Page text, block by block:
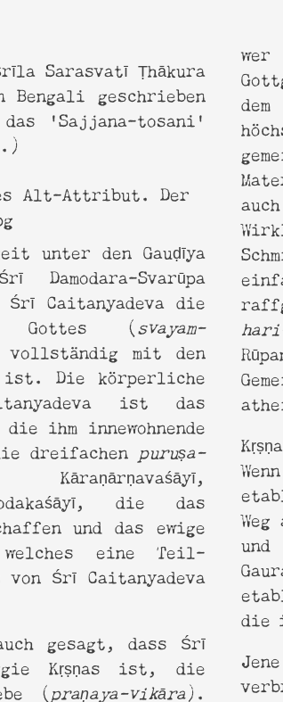
geschrieben
‘Sajjana-tosani’
unter den Gauḍīya
Svarūpa
Caitanyadeva die
Gottes (svayam-
mit den
ist. Die körperliche
ist das
ihm innewohnende
dreifachen puruṣa-
die das
und das ewige
welches eine Teil-
Śrī Caitanyadeva
gesagt, dass Śrī
Kṛṣṇas ist, die
(praṇaya-vikāra).
die